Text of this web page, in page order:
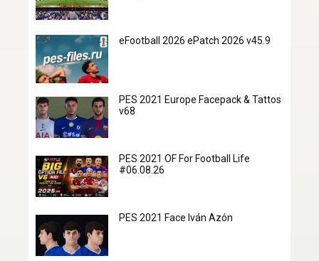
eFootball 2026 ePatch 2026 v45.9
PES 2021 Europe Facepack & Tattos
v68
PES 2021 OF For Football Life
#06.08.26
PES 2021 Face Iván Azón